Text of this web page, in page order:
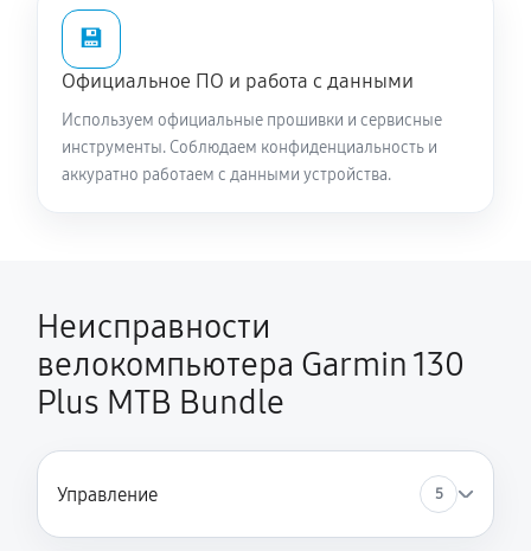
💾
Официальное ПО и работа с данными
Используем официальные прошивки и сервисные
инструменты. Соблюдаем конфиденциальность и
аккуратно работаем с данными устройства.
Неисправности
велокомпьютера Garmin 130
Plus MTB Bundle
Управление 5